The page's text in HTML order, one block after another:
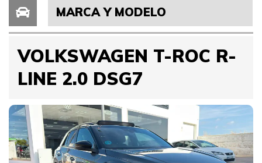
MARCA Y MODELO
VOLKSWAGEN T-ROC R-
LINE 2.0 DSG7